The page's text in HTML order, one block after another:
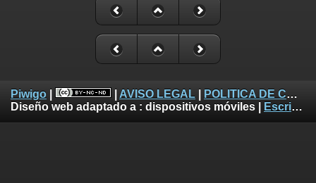
Piwigo AVISO LEGAL
POLITICA DE COOKIES
Diseño web adaptado a : dispositivos móviles Escritorio